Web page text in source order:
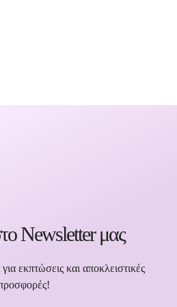
Newsletter μας
εκπτώσεις και αποκλειστικές